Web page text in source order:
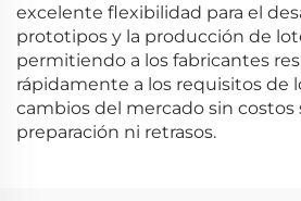
excelente flexibilidad para el
prototipos y la producción de
permitiendo a los fabricantes
rápidamente a los requisitos de
cambios del mercado sin
preparación ni retrasos.